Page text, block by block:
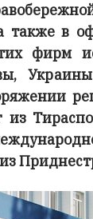
также в
фирм